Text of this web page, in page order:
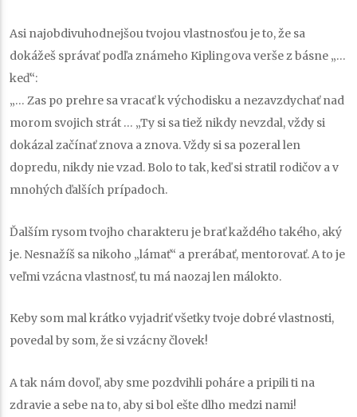
Asi najobdivuhodnejšou tvojou vlastnosťou je to, že sa
dokážeš správať podľa známeho Kiplingova verše z básne „…
keď“:
„… Zas po prehre sa vracať k východisku a nezavzdychať nad
morom svojich strát … „Ty si sa tiež nikdy nevzdal, vždy si
dokázal začínať znova a znova. Vždy si sa pozeral len
dopredu, nikdy nie vzad. Bolo to tak, keď si stratil rodičov a v
mnohých ďalších prípadoch.
Ďalším rysom tvojho charakteru je brať každého takého, aký
je. Nesnažíš sa nikoho „lámať“ a prerábať, mentorovať. A to je
veľmi vzácna vlastnosť, tu má naozaj len málokto.
Keby som mal krátko vyjadriť všetky tvoje dobré vlastnosti,
povedal by som, že si vzácny človek!
A tak nám dovoľ, aby sme pozdvihli poháre a pripili ti na
zdravie a sebe na to, aby si bol ešte dlho medzi nami!